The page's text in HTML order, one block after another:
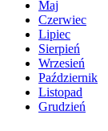
Maj
Czerwiec
Lipiec
Sierpień
Wrzesień
Październik
Listopad
Grudzień